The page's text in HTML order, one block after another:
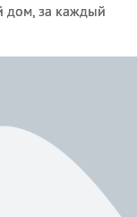
дом, за каждый